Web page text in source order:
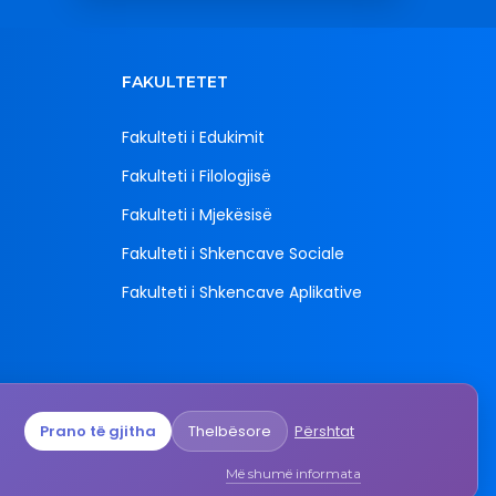
Prano të gjitha Thelbësore Përshtat
Më shumë informata
FAKULTETET
Fakulteti i Edukimit
Fakulteti i Filologjisë
Fakulteti i Mjekësisë
Fakulteti i Shkencave Sociale
Fakulteti i Shkencave Aplikative